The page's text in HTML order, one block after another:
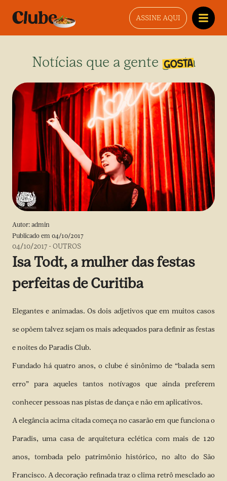
ASSINE AQUI
Notícias que a gente gosta
Autor: admin
Publicado em 04/10/2017
04/10/2017 -OUTROS
Isa Todt, a mulher das festas
perfeitas de Curitiba
Elegantes e animadas. Os dois adjetivos que em muitos casos
se opõem talvez sejam os mais adequados para definir as festas
e noites do Paradis Club.
Fundado há quatro anos, o clube é sinônimo de “balada sem
erro” para aqueles tantos notívagos que ainda preferem
conhecer pessoas nas pistas de dança e não em aplicativos.
A elegância acima citada começa no casarão em que funciona o
Paradis, uma casa de arquitetura eclética com mais de 120
anos, tombada pelo patrimônio histórico, no alto do São
Francisco. A decoração refinada traz o clima retrô mesclado ao